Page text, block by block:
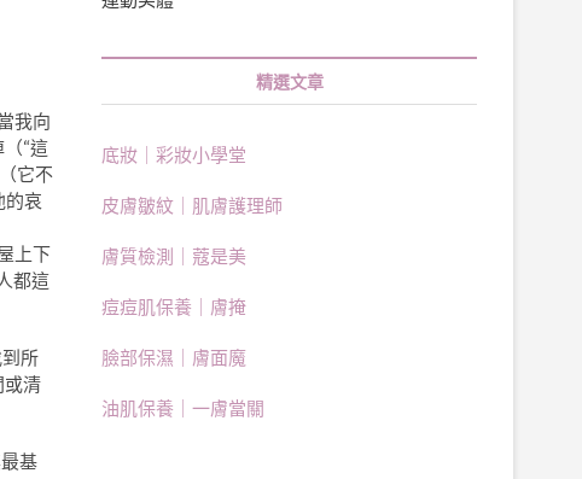
我向
“這
它不
的哀
上下
都這
所
或清
基
精選文章
底妝｜彩妝小學堂
皮膚皺紋｜肌膚護理師
膚質檢測｜蔻是美
痘痘肌保養｜膚掩
臉部保濕｜膚面魔
油肌保養｜一膚當關